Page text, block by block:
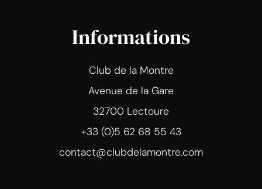
Informations
Club de la Montre
Avenue de la Gare
32700 Lectoure
+33 (0)5 62 68 55 43
contact@clubdelamontre.com